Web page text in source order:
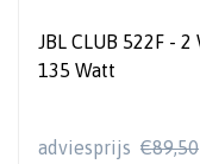
JBL CLUB 522F - 2 Weg Coax Speakerset - 13 cm -
135 Watt
adviesprijs €89,50